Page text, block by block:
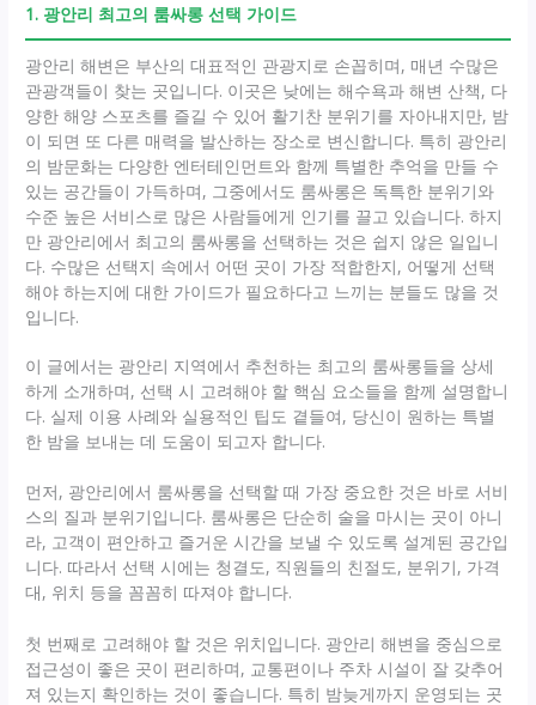
1. 광안리 최고의 룸싸롱 선택 가이드
광안리 해변은 부산의 대표적인 관광지로 손꼽히며, 매년 수많은
관광객들이 찾는 곳입니다. 이곳은 낮에는 해수욕과 해변 산책, 다
양한 해양 스포츠를 즐길 수 있어 활기찬 분위기를 자아내지만, 밤
이 되면 또 다른 매력을 발산하는 장소로 변신합니다. 특히 광안리
의 밤문화는 다양한 엔터테인먼트와 함께 특별한 추억을 만들 수
있는 공간들이 가득하며, 그중에서도 룸싸롱은 독특한 분위기와
수준 높은 서비스로 많은 사람들에게 인기를 끌고 있습니다. 하지
만 광안리에서 최고의 룸싸롱을 선택하는 것은 쉽지 않은 일입니
다. 수많은 선택지 속에서 어떤 곳이 가장 적합한지, 어떻게 선택
해야 하는지에 대한 가이드가 필요하다고 느끼는 분들도 많을 것
입니다.
이 글에서는 광안리 지역에서 추천하는 최고의 룸싸롱들을 상세
하게 소개하며, 선택 시 고려해야 할 핵심 요소들을 함께 설명합니
다. 실제 이용 사례와 실용적인 팁도 곁들여, 당신이 원하는 특별
한 밤을 보내는 데 도움이 되고자 합니다.
먼저, 광안리에서 룸싸롱을 선택할 때 가장 중요한 것은 바로 서비
스의 질과 분위기입니다. 룸싸롱은 단순히 술을 마시는 곳이 아니
라, 고객이 편안하고 즐거운 시간을 보낼 수 있도록 설계된 공간입
니다. 따라서 선택 시에는 청결도, 직원들의 친절도, 분위기, 가격
대, 위치 등을 꼼꼼히 따져야 합니다.
첫 번째로 고려해야 할 것은 위치입니다. 광안리 해변을 중심으로
접근성이 좋은 곳이 편리하며, 교통편이나 주차 시설이 잘 갖추어
져 있는지 확인하는 것이 좋습니다. 특히 밤늦게까지 운영되는 곳